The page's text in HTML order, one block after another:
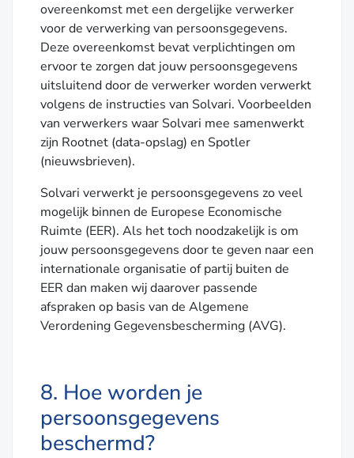
overeenkomst met een dergelijke verwerker
voor de verwerking van persoonsgegevens.
Deze overeenkomst bevat verplichtingen om
ervoor te zorgen dat jouw persoonsgegevens
uitsluitend door de verwerker worden verwerkt
volgens de instructies van Solvari. Voorbeelden
van verwerkers waar Solvari mee samenwerkt
zijn Rootnet (data-opslag) en Spotler
(nieuwsbrieven).
Solvari verwerkt je persoonsgegevens zo veel
mogelijk binnen de Europese Economische
Ruimte (EER). Als het toch noodzakelijk is om
jouw persoonsgegevens door te geven naar een
internationale organisatie of partij buiten de
EER dan maken wij daarover passende
afspraken op basis van de Algemene
Verordening Gegevensbescherming (AVG).
8. Hoe worden je
persoonsgegevens
beschermd?